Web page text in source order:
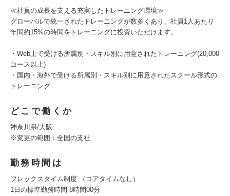
≪社員の成長を支える充実したトレーニング環境≫
グローバルで統一されたトレーニングが数多くあり、社員1人あたり
年間約15%の時間をトレーニングに投資いただけます。
・Web上で受ける所属別・スキル別に用意されたトレーニング(20,000
コース以上)
・国内・海外で受ける所属別・スキル別に用意されたスクール形式の
トレーニング
どこで働くか
神奈川県/大阪
※変更の範囲：全国の支社
勤務時間は
フレックスタイム制度 （コアタイムなし）
1日の標準勤務時間 8時間00分